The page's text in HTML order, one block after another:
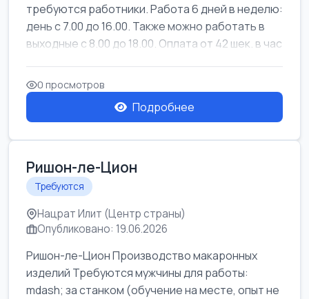
требуются работники. Работа 6 дней в неделю:
день с 7.00 до 16.00. Также можно работать в
выходные с 8.00 до 18.00. Оплата от 42 шек. в час
0 просмотров
Подробнее
Ришон-ле-Цион
Требуются
Нацрат Илит (Центр страны)
Опубликовано: 19.06.2026
Ришон-ле-Цион Производство макаронных
изделий Требуются мужчины для работы:
mdash; за станком (обучение на месте, опыт не